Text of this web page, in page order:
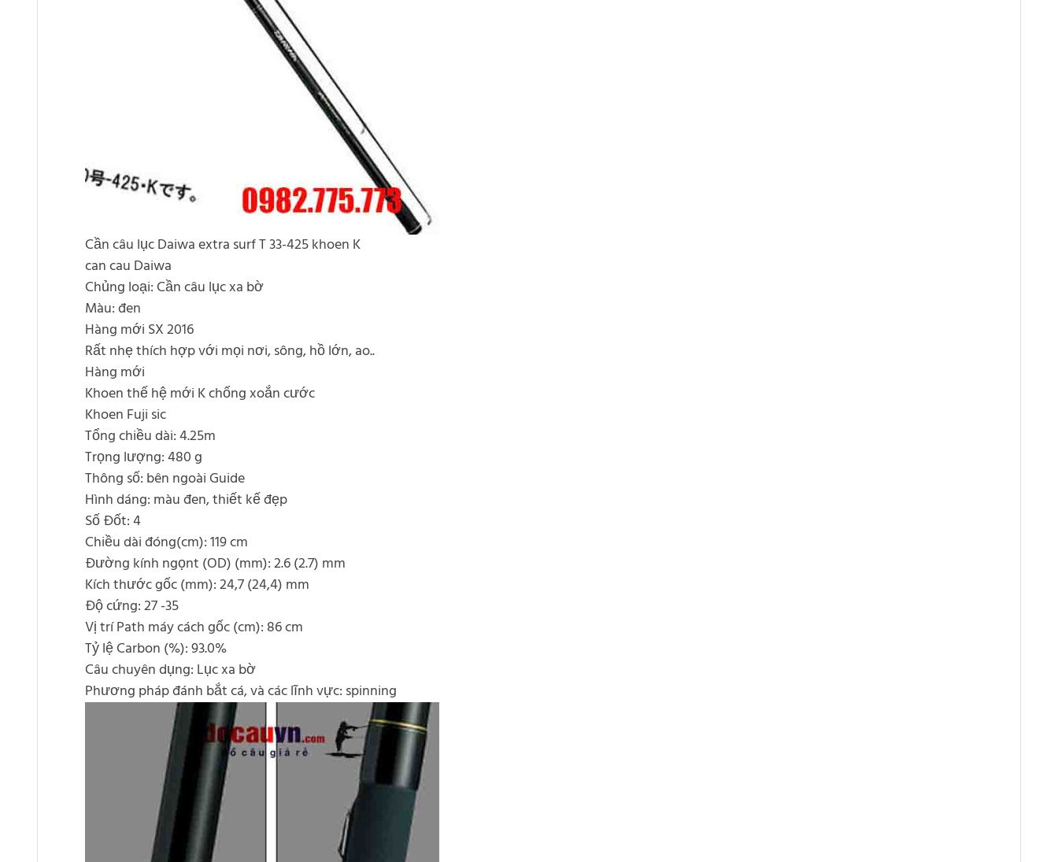
Cần câu lục Daiwa extra surf T 33-425 khoen K
can cau Daiwa
Chủng loại: Cần câu lục xa bờ
Màu: đen
Hàng mới SX 2016
Rất nhẹ thích hợp với mọi nơi, sông, hồ lớn, ao..
Hàng mới
Khoen thế hệ mới K chống xoắn cước
Khoen Fuji sic
Tổng chiều dài: 4.25m
Trọng lượng: 480 g
Thông số: bên ngoài Guide
Hình dáng: màu đen, thiết kế đẹp
Số Đốt: 4
Chiều dài đóng(cm): 119 cm
Đường kính ngọnt (OD) (mm): 2.6 (2.7) mm
Kích thước gốc (mm): 24,7 (24,4) mm
Độ cứng: 27 -35
Vị trí Path máy cách gốc (cm): 86 cm
Tỷ lệ Carbon (%): 93.0%
Câu chuyên dụng: Lục xa bờ
Phương pháp đánh bắt cá, và các lĩnh vực: spinning